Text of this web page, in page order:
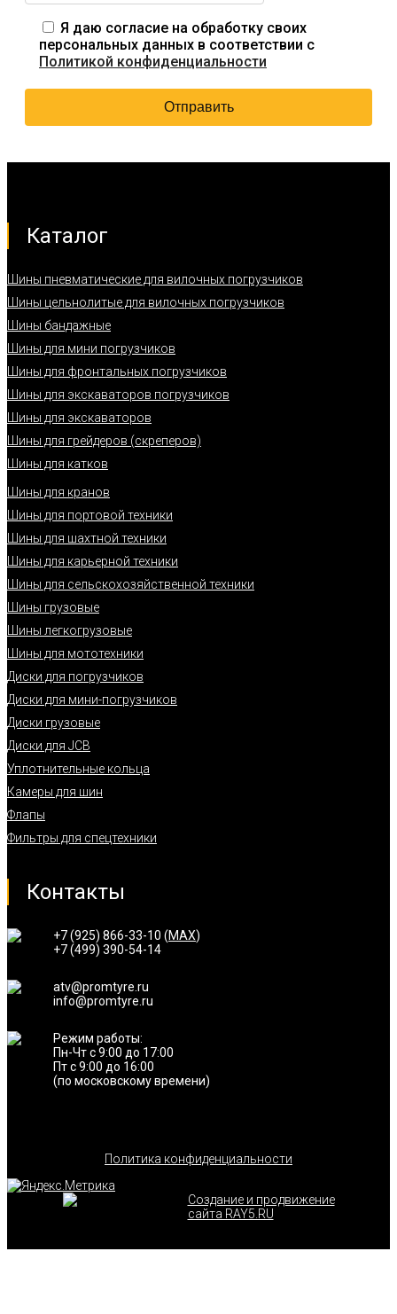
Я даю согласие на обработку своих
персональных данных в соответствии с
Политикой конфиденциальности
Каталог
Шины пневматические для вилочных погрузчиков
Шины цельнолитые для вилочных погрузчиков
Шины бандажные
Шины для мини погрузчиков
Шины для фронтальных погрузчиков
Шины для экскаваторов погрузчиков
Шины для экскаваторов
Шины для грейдеров (скреперов)
Шины для катков
Шины для кранов
Шины для портовой техники
Шины для шахтной техники
Шины для карьерной техники
Шины для сельскохозяйственной техники
Шины грузовые
Шины легкогрузовые
Шины для мототехники
Диски для погрузчиков
Диски для мини-погрузчиков
Диски грузовые
Диски для JCB
Уплотнительные кольца
Камеры для шин
Флапы
Фильтры для спецтехники
Контакты
+7 (925) 866-33-10 (MAX)
+7 (499) 390-54-14
atv@promtyre.ru
info@promtyre.ru
Режим работы:
Пн-Чт с 9:00 до 17:00
Пт с 9:00 до 16:00
(по московскому времени)
Политика конфиденциальности
Создание и продвижение
сайта RAY5.RU